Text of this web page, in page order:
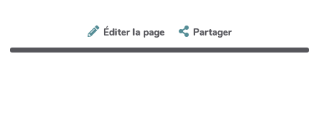
Éditer la page Partager